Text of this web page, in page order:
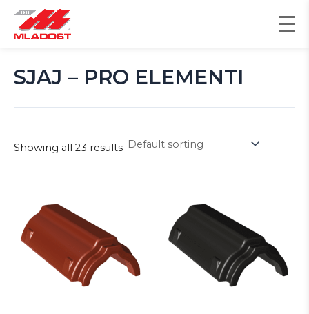
Пређи
садржај
SJAJ – PRO ELEMENTI
Showing all 23 results